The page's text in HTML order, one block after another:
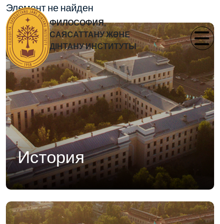
ФИЛОСОФИЯ,
САЯСАТТАНУ ЖӘНЕ
ДІНТАНУ ИНСТИТУТЫ
Элемент не найден
История